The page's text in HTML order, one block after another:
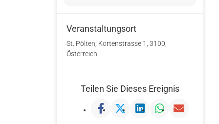
Veranstaltungsort
St. Pölten, Kortenstrasse 1, 3100,
Österreich
Teilen Sie Dieses Ereignis